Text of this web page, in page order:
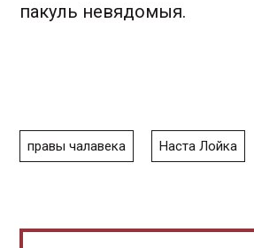
пакуль невядомыя.
правы чалавека Наста Лойка